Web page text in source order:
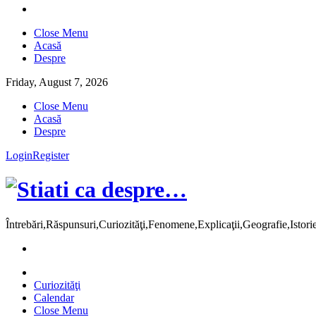
Close Menu
Acasă
Despre
Friday, August 7, 2026
Close Menu
Acasă
Despre
LoginRegister
Curiozităţi
Calendar
Close Menu